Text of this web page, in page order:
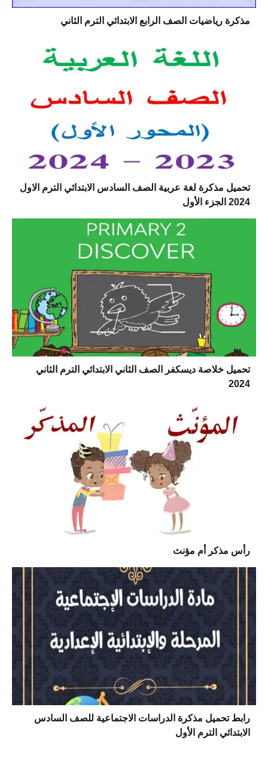
مذكرة رياضيات الصف الرابع الابتدائي الترم الثاني
تحميل مذكرة لغة عربية الصف السادس الابتدائي الترم الاول
2024 الجزء الأول
تحميل خلاصة ديسكفر الصف الثاني الابتدائي الترم الثاني
2024
رأس مذكر أم مؤنث
رابط تحميل مذكرة الدراسات الاجتماعية للصف السادس
الابتدائي الترم الأول